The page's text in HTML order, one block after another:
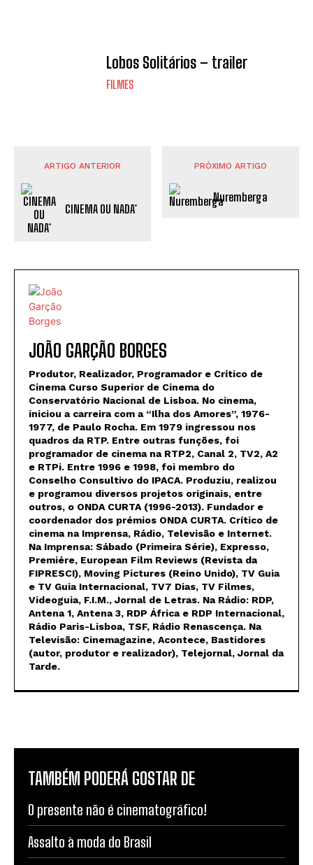
Lobos Solitários – trailer
FILMES
ARTIGO ANTERIOR
CINEMA OU NADA*
PRÓXIMO ARTIGO
Nuremberga
JOÃO GARÇÃO BORGES
Produtor, Realizador, Programador e Crítico de
Cinema Curso Superior de Cinema do
Conservatório Nacional de Lisboa. No cinema,
iniciou a carreira com a “Ilha dos Amores”, 1976-
1977, de Paulo Rocha. Em 1979 ingressou nos
quadros da RTP. Entre outras funções, foi
programador de cinema na RTP2, Canal 2, TV2, A2
e RTPi. Entre 1996 e 1998, foi membro do
Conselho Consultivo do IPACA. Produziu, realizou
e programou diversos projetos originais, entre
outros, o ONDA CURTA (1996-2013). Fundador e
coordenador dos prémios ONDA CURTA. Crítico de
cinema na Imprensa, Rádio, Televisão e Internet.
Na Imprensa: Sábado (Primeira Série), Expresso,
Premiére, European Film Reviews (Revista da
FIPRESCI), Moving Pictures (Reino Unido), TV Guia
e TV Guia Internacional, TV7 Dias, TV Filmes,
Videoguia, F.I.M., Jornal de Letras. Na Rádio: RDP,
Antena 1, Antena 3, RDP África e RDP Internacional,
Rádio Paris-Lisboa, TSF, Rádio Renascença. Na
Televisão: Cinemagazine, Acontece, Bastidores
(autor, produtor e realizador), Telejornal, Jornal da
Tarde.
TAMBÉM PODERÁ GOSTAR DE
O presente não é cinematográfico!
Assalto à moda do Brasil